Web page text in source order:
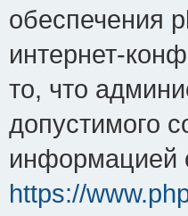
обеспечения
интернет-
то, что
допустимого
информацией
https://